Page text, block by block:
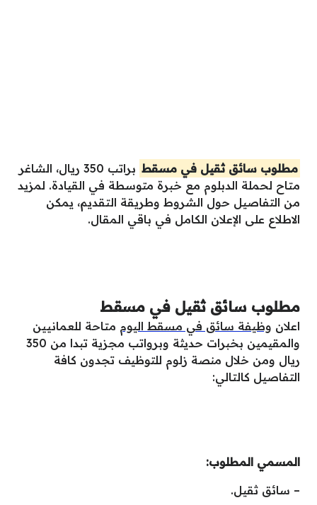
مطلوب سائق ثقيل في مسقط
براتب 350 ريال، الشاغر
متاح لحملة الدبلوم مع خبرة متوسطة في القيادة. لمزيد
من التفاصيل حول الشروط وطريقة التقديم، يمكن
الاطلاع على الإعلان الكامل في باقي المقال.
مطلوب سائق ثقيل في مسقط
اعلان وظيفة سائق في مسقط اليوم متاحة للعمانيين
والمقيمين بخبرات حديثة وبرواتب مجزية تبدا من 350
ريال ومن خلال منصة زلوم للتوظيف تجدون كافة
التفاصيل كالتالي:
المسمي المطلوب:
– سائق ثقيل.